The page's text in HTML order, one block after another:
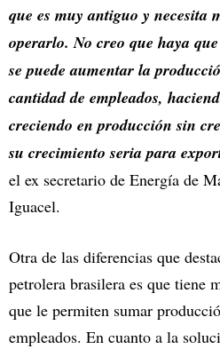
que es muy antiguo y necesita
operarlo. No creo que haya
se puede aumentar la
cantidad de empleados,
creciendo en producción sin
su crecimiento seria para
el ex secretario de Energía de
Iguacel.
Otra de las diferencias que
petrolera brasilera es que tiene
que le permiten sumar
empleados. En cuanto a la